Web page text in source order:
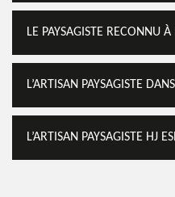
LE PAYSAGISTE RECONNU
L’ARTISAN PAYSAGISTE
L’ARTISAN PAYSAGISTE HJ